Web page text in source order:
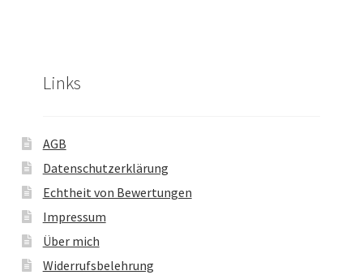
Links
AGB
Datenschutzerklärung
Echtheit von Bewertungen
Impressum
Über mich
Widerrufsbelehrung